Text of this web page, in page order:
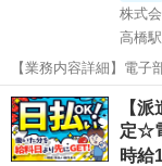
株式
高橋駅
【業務内容詳細】電子
随業務└電子部品(セー
報】セーフティリレー 。＋お仕事探しはコンシェルスタッフにおまか
せ＋。 あなたのお仕
佐賀 武雄市 高
【
定☆
時給